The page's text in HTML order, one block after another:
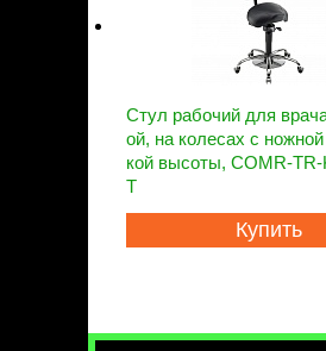
Стул рабочий для
ой, на колесах с
кой высоты, COMR-
Т
Купить